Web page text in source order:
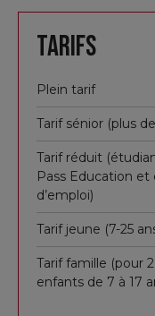
témoignage ;
4) À l’issue du
Florence et peint
ou seigneuriales
Médicis;
5) Artemisia est
admises à
Elle est soutenue
commanditaires,
Buonarroti, en
Tarifs
Plein tarif
Tarif sénior (plus
Tarif réduit
Pass Education
d’emploi)
Tarif jeune (7-25
Tarif famille (pour
enfants de 7 à 17